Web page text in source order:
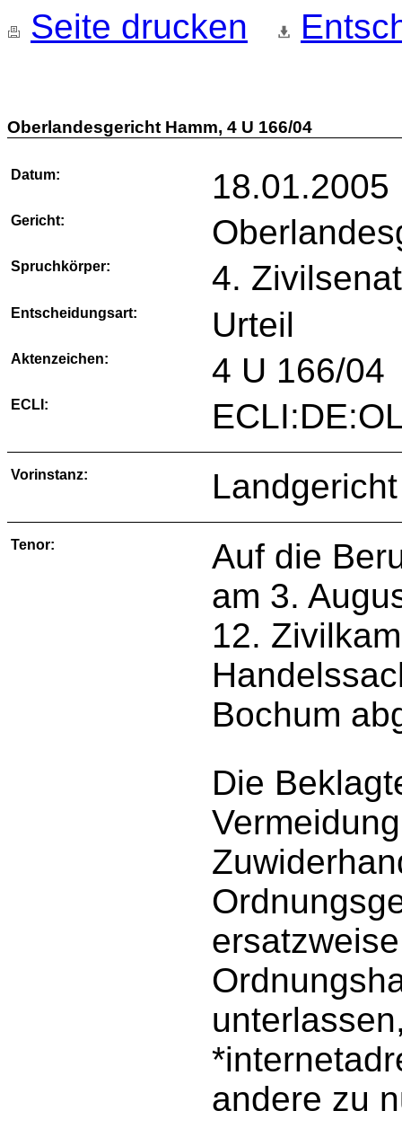
Seite drucken
Oberlandesgericht Hamm, 4 U 166/04
Datum: 18.01.2005
Gericht:
Spruchkörper: 4. Zivilsenat
Entscheidungsart: Urteil
Aktenzeichen: 4 U 166/04
ECLI:
Vorinstanz:
Tenor:
Auf die
am 3.
12.
Bochum
Die
andere zu